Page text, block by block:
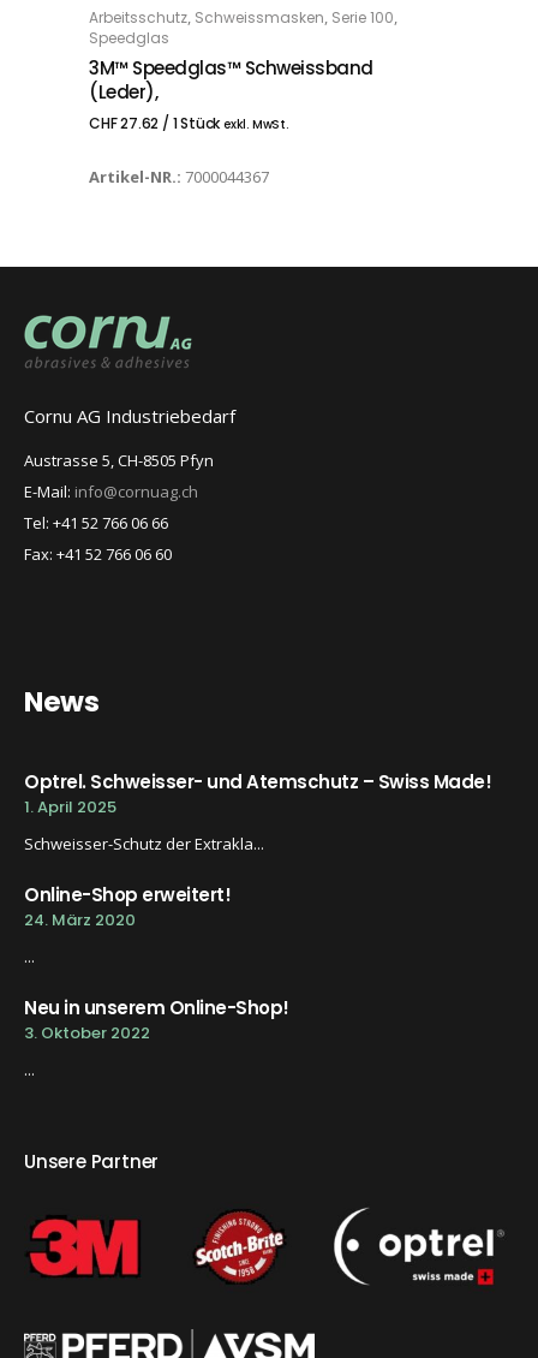
IN DEN WARENKORB
Arbeitsschutz, Schweissmasken, Serie 100,
Speedglas
3M™ Speedglas™ Schweissband
(Leder),
CHF27.62 / 1 Stückexkl. MwSt.
Artikel-NR.: 7000044367
Cornu AG Industriebedarf
Austrasse 5, CH-8505 Pfyn
E-Mail: info@cornuag.ch
Tel: +41 52 766 06 66
Fax: +41 52 766 06 60
News
Optrel. Schweisser- und Atemschutz – Swiss Made!
1. April 2025
Schweisser-Schutz der Extrakla...
Online-Shop erweitert!
24. März 2020
...
Neu in unserem Online-Shop!
3. Oktober 2022
...
Unsere Partner